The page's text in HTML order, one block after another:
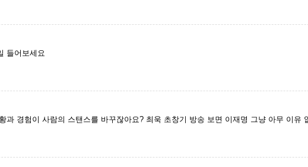
들어보세요
과 경험이 사람의 스탠스를 바꾸잖아요? 최욱 초창기 방송 보면 이재명 그냥 아무 이유